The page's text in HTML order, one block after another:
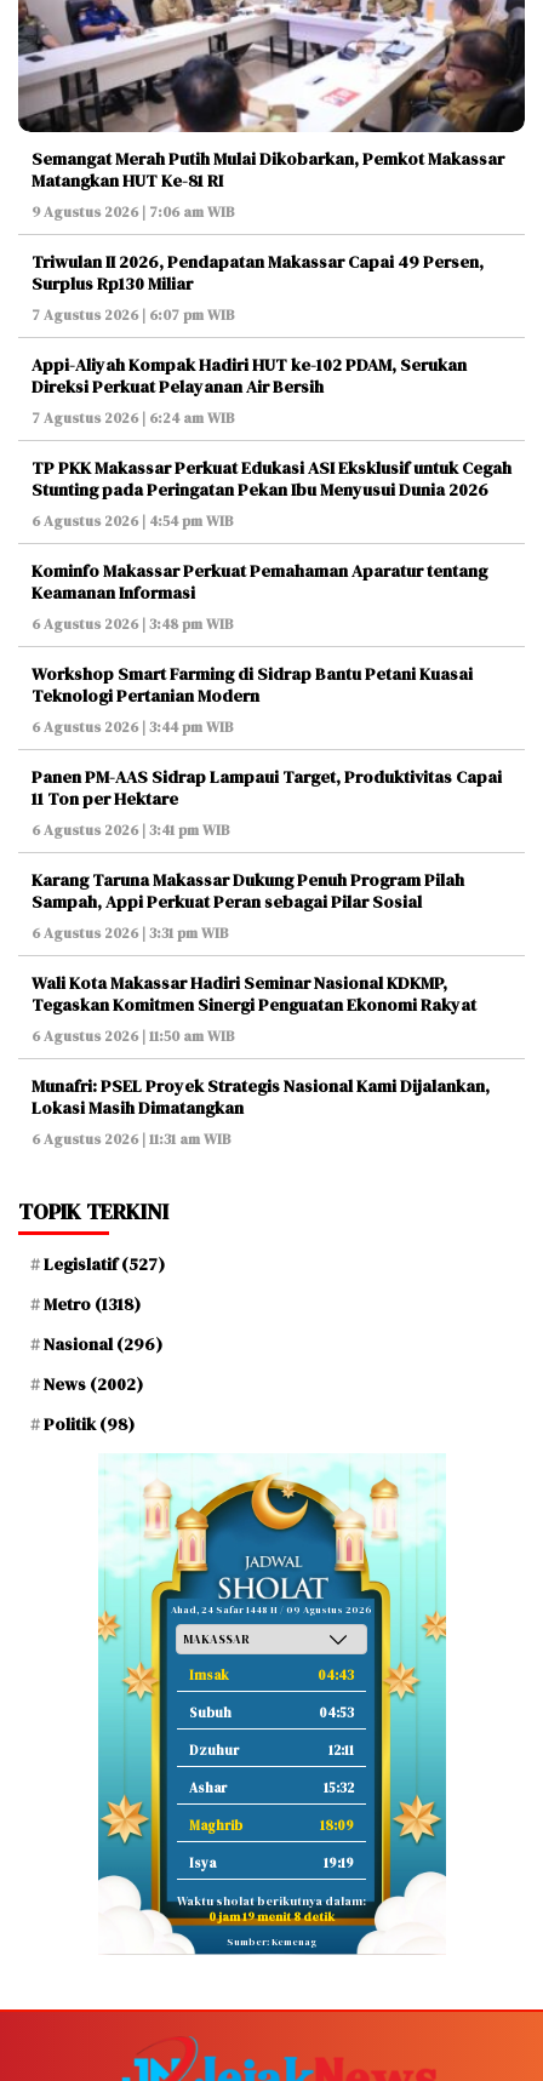
Semangat Merah Putih Mulai Dikobarkan, Pemkot Makassar
Matangkan HUT Ke-81 RI
9 Agustus 2026 | 7:06 am WIB
Triwulan II 2026, Pendapatan Makassar Capai 49 Persen,
Surplus Rp130 Miliar
7 Agustus 2026 | 6:07 pm WIB
Appi-Aliyah Kompak Hadiri HUT ke-102 PDAM, Serukan
Direksi Perkuat Pelayanan Air Bersih
7 Agustus 2026 | 6:24 am WIB
TP PKK Makassar Perkuat Edukasi ASI Eksklusif untuk Cegah
Stunting pada Peringatan Pekan Ibu Menyusui Dunia 2026
6 Agustus 2026 | 4:54 pm WIB
Kominfo Makassar Perkuat Pemahaman Aparatur tentang
Keamanan Informasi
6 Agustus 2026 | 3:48 pm WIB
Workshop Smart Farming di Sidrap Bantu Petani Kuasai
Teknologi Pertanian Modern
6 Agustus 2026 | 3:44 pm WIB
Panen PM-AAS Sidrap Lampaui Target, Produktivitas Capai
11 Ton per Hektare
6 Agustus 2026 | 3:41 pm WIB
Karang Taruna Makassar Dukung Penuh Program Pilah
Sampah, Appi Perkuat Peran sebagai Pilar Sosial
6 Agustus 2026 | 3:31 pm WIB
Wali Kota Makassar Hadiri Seminar Nasional KDKMP,
Tegaskan Komitmen Sinergi Penguatan Ekonomi Rakyat
6 Agustus 2026 | 11:50 am WIB
Munafri: PSEL Proyek Strategis Nasional Kami Dijalankan,
Lokasi Masih Dimatangkan
6 Agustus 2026 | 11:31 am WIB
TOPIK TERKINI
Legislatif(527)
Metro (1318)
Nasional(296)
News (2002)
Politik(98)
Ahad, 24 Safar 1448 H / 09 Agustus 2026
Imsak 04:43
Subuh 04:53
Dzuhur 12:11
Ashar 15:32
Maghrib 18:09
Isya 19:19
Waktu sholat berikutnya dalam:
0 jam 19 menit 6 detik
Sumber: Kemenag